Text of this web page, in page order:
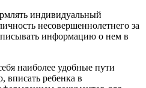
индивидуальный
несовершеннолетнего за
информацию о нем в
наиболее удобные пути
вписать ребенка в